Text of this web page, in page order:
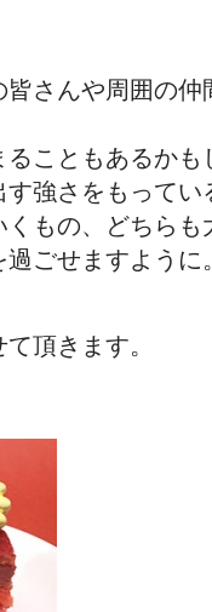
さんや周囲の仲
こともあるかも
強さをもってい
もの、どちらも
ごせますように
頂きます。